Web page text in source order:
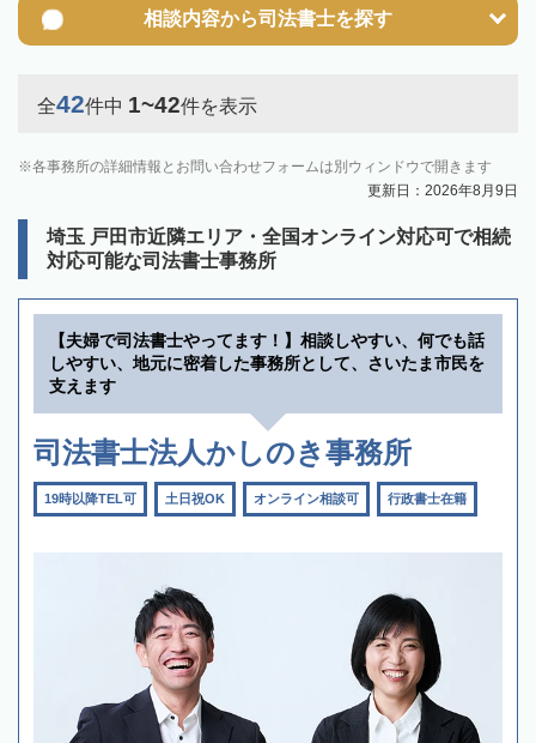
相談内容から司法書士を探す
全42件中 1~42件を表示
各事務所の詳細情報とお問い合わせフォームは別ウィンドウで開きます
更新日：2026年8月9日
埼玉 戸田市近隣エリア・全国オンライン対応可で相続
対応可能な司法書士事務所
【夫婦で司法書士やってます！】相談しやすい、何でも話
しやすい、地元に密着した事務所として、さいたま市民を
支えます
司法書士法人かしのき事務所
19時以降TEL可 土日祝OK オンライン相談可 行政書士在籍